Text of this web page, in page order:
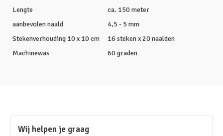
Lengte
ca. 150 meter
aanbevolen naald
4,5 - 5 mm
Stekenverhouding 10 x 10 cm
16 steken x 20 naalden
Machinewas
60 graden
Wij helpen je graag